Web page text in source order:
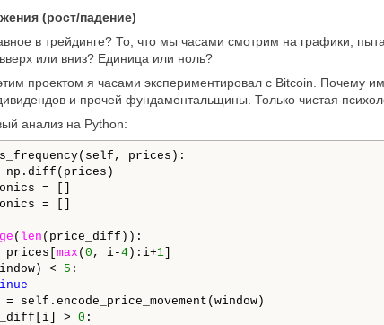
(рост/падение)
в трейдинге? То, что мы часами смотрим на графики,
или вниз? Единица или ноль?
проектом я часами экспериментировал с Bitcoin. Почему
и прочей фундаментальщины. Только чистая
анализ на Python:
prices):
= []
= []
( len (price_diff)):
max ( 0 , i-4 ):i+1
< 5 :
> 0 :